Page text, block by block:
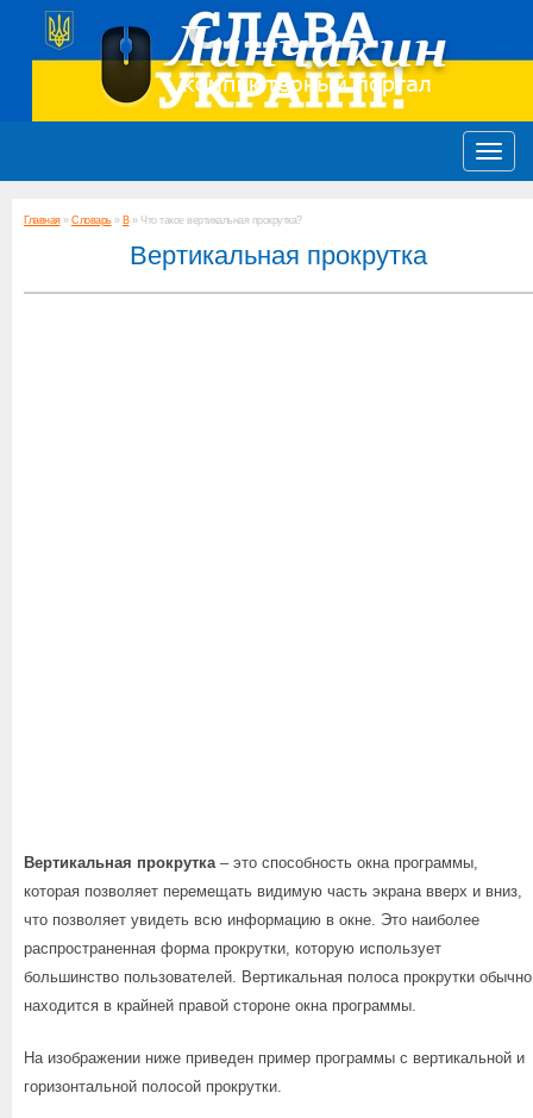
Главная» Словарь» В» Что такое вертикальная прокрутка?
Вертикальная прокрутка
Вертикальная прокрутка– это способность окна программы,
которая позволяет перемещать видимую часть экрана вверх и вниз,
что позволяет увидеть всю информацию в окне. Это наиболее
распространенная форма прокрутки, которую использует
большинство пользователей. Вертикальная полоса прокрутки обычно
находится в крайней правой стороне окна программы.
На изображении ниже приведен пример программы с вертикальной и
горизонтальной полосой прокрутки.